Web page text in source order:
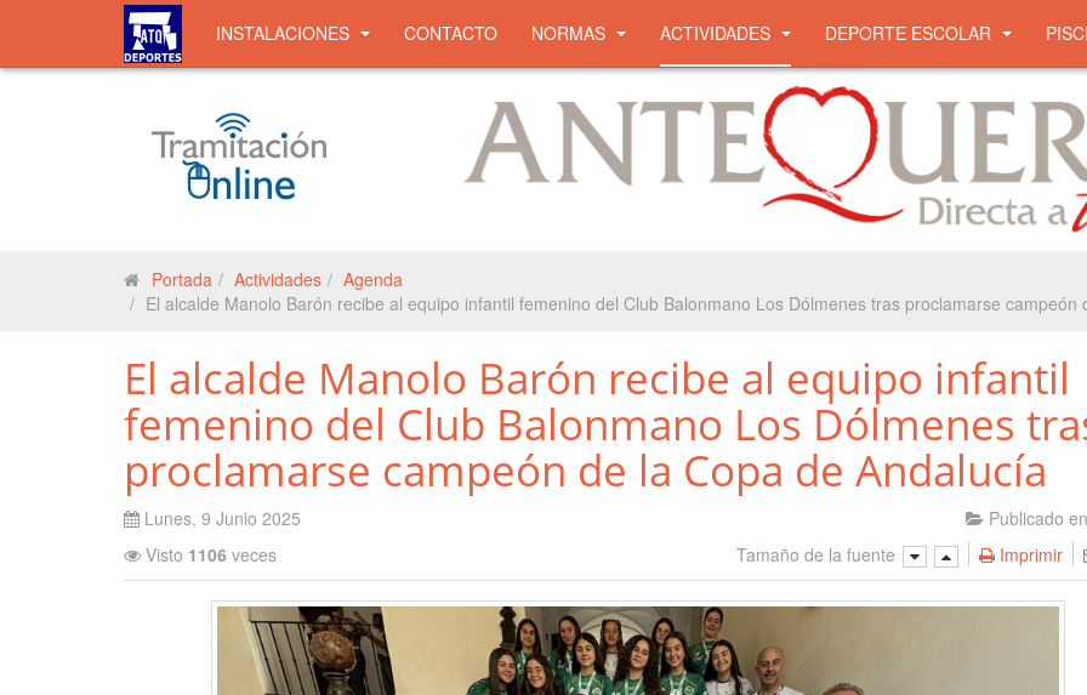
INSTALACIONES CONTACTO NORMAS ACTIVIDADES DEPORTE ESCOLAR
Portada Actividades
Agenda
El alcalde Manolo Barón recibe al equipo infantil femenino del Club Balonmano Los Dólmenes tras proclamarse campeón
El alcalde Manolo Barón recibe al equipo infantil
femenino del Club Balonmano Los Dólmenes
proclamarse campeón de la Copa de Andalucía
Lunes, 9 Junio 2025
Publicado en
Visto 1106 veces Tamaño de la fuente Imprimir